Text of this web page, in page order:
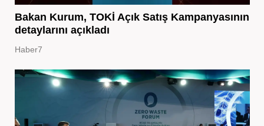
Bakan Kurum, TOKİ Açık Satış Kampanyasının
detaylarını açıkladı
Haber7